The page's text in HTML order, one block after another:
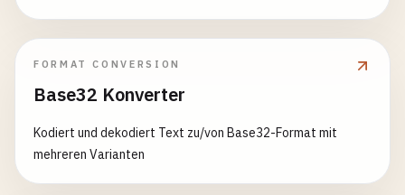
FORMAT CONVERSION
Base32 Konverter
Kodiert und dekodiert Text zu/von Base32-Format mit
mehreren Varianten